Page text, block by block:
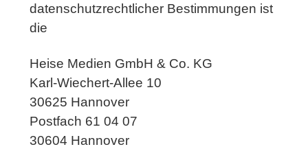
datenschutzrechtlicher Bestimmungen ist
die
Heise Medien GmbH & Co. KG
Karl-Wiechert-Allee 10
30625 Hannover
Postfach 61 04 07
30604 Hannover